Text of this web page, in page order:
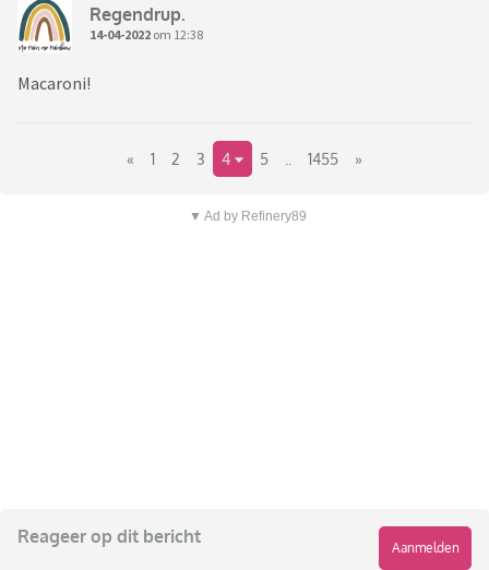
Regendrup.
14-04-2022 om 12:38
Macaroni!
« 1 2 3 4 5 1455 »
▼ Ad by Refinery89
Reageer op dit bericht
Aanmelden